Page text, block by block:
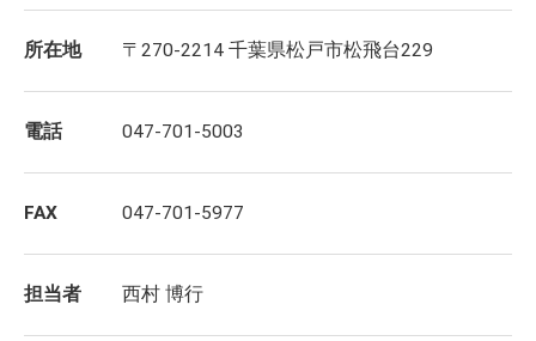
所在地 〒270-2214 千葉県松戸市松飛台229
電話 047-701-5003
FAX 047-701-5977
担当者 西村 博行